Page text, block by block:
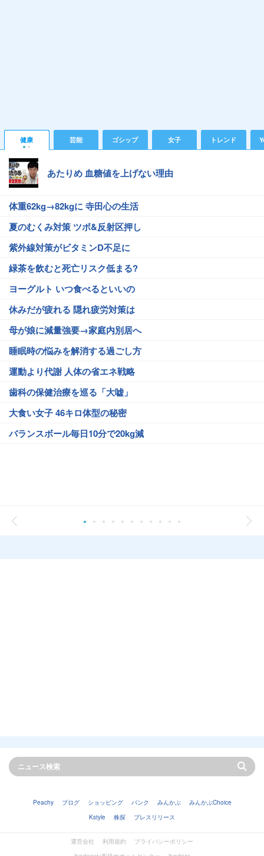
健康 芸能 ゴシップ 女子 トレンド
あたりめ 血糖値を上げない理由
体重62kg→82kgに 寺田心の生活
夏のむくみ対策 ツボ&反射区押し
紫外線対策がビタミンD不足に
緑茶を飲むと死亡リスク低まる?
ヨーグルト いつ食べるといいの
休みだが疲れる 隠れ疲労対策は
母が娘に減量強要→家庭内別居へ
睡眠時の悩みを解消する過ごし方
運動より代謝 人体の省エネ戦略
歯科の保健治療を巡る「大嘘」
大食い女子 46キロ体型の秘密
バランスボール毎日10分で20kg減
Peachy ブログ ショッピング バンク みんかぶ
みんかぶChoice
Kstyle
株探 プレスリリース
運営会社 利用規約
プライバシーポリシー